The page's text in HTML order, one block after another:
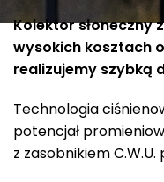
Kolektor słoneczny
wysokich kosztach
realizujemy szybką
Technologia
potencjał
z zasobnikiem